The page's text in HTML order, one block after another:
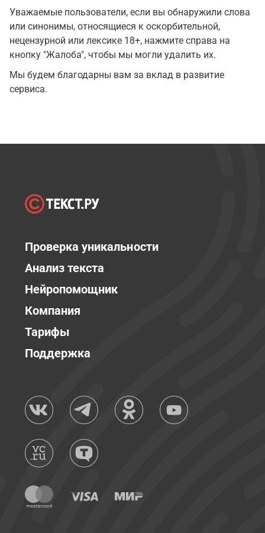
Уважаемые пользователи, если вы обнаружили слова
или синонимы, относящиеся к оскорбительной,
нецензурной или лексике 18+, нажмите справа на
кнопку "Жалоба", чтобы мы могли удалить их.
Мы будем благодарны вам за вклад в развитие
сервиса.
Проверка уникальности
Анализ текста
Нейропомощник
Компания
Тарифы
Поддержка